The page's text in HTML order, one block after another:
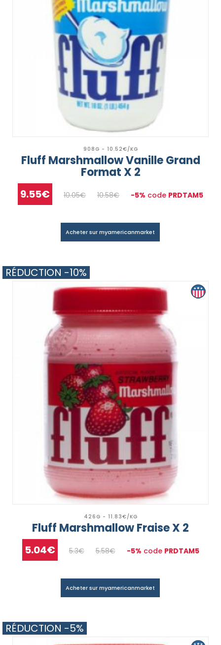
908G - 10.52€/KG
Fluff Marshmallow Vanille Grand
Format X 2
9.55€ 10.05€ 10.58€ -5% code PRDTAM5
Acheter sur myamericanmarket
426G - 11.83€/KG
Fluff Marshmallow Fraise X 2
5.04€ 5.3€ 5.58€ -5% code PRDTAM5
RÉDUCTION -10%
Acheter sur myamericanmarket
RÉDUCTION -5%